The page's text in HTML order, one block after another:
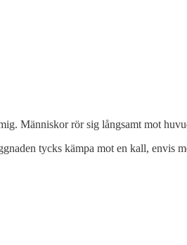
Människor rör sig långsamt mot
tycks kämpa mot en kall, envis